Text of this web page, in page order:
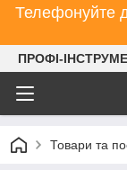
Телефонуйте
ПРОФІ-
Товари та